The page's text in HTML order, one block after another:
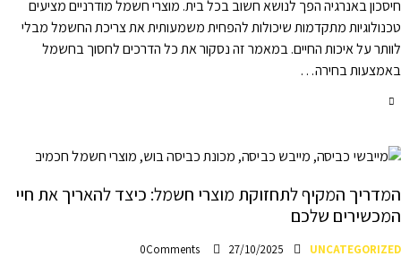
חיסכון באנרגיה הפך לנושא חשוב בכל בית. מוצרי חשמל מודרניים מציעים
טכנולוגיות מתקדמות שיכולות להפחית משמעותית את צריכת החשמל מבלי
לוותר על איכות החיים. במאמר זה נסקור את כל הדרכים לחסוך בחשמל
באמצעות בחירה…
המדריך המקיף לתחזוקת מוצרי חשמל: כיצד להאריך את חיי
המכשירים שלכם
UNCATEGORIZED
27/10/2025
0Comments